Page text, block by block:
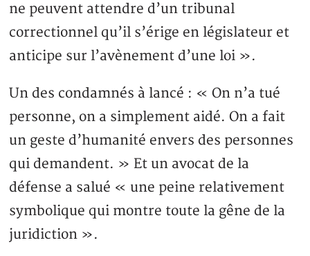
ne peuvent attendre d’un tribunal
correctionnel qu’il s’érige en législateur et
anticipe sur l’avènement d’une loi ».
Un des condamnés à lancé : « On n’a tué
personne, on a simplement aidé. On a fait
un geste d’humanité envers des personnes
qui demandent. » Et un avocat de la
défense a salué « une peine relativement
symbolique qui montre toute la gêne de la
juridiction ».